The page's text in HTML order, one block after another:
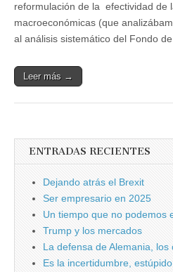
reformulación de la efectividad de
macroeconómicas (que
al análisis sistemático del Fondo
Leer más →
ENTRADAS RECIENTES
Dejando atrás el Brexit
Ser empresario en 2025
Un tiempo que no podemos
Trump y los mercados
La defensa de Alemania, los
Es la incertidumbre, estúpido